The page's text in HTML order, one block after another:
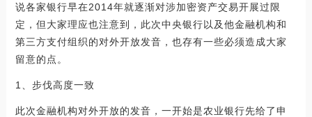
说各家银行早在2014年就逐渐对涉加密资产交易开展过限
定，但大家理应也注意到，此次中央银行以及他金融机构和
第三方支付组织的对外开放发音，也存有一些必须造成大家
留意的点。
1、步伐高度一致
此次金融机构对外开放的发音，一开始是农业银行先给了申